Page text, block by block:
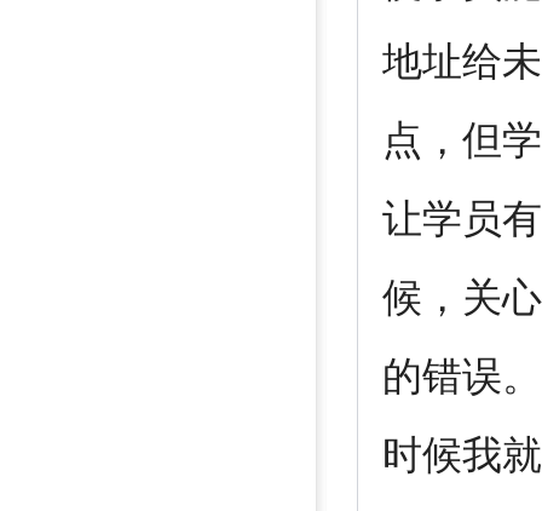
地址给
点，但
让学员
候，关
的错误
时候我